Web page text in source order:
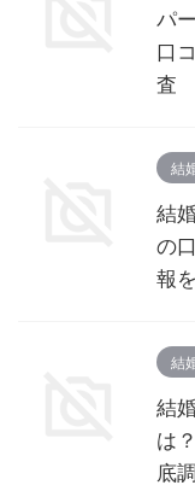
パ
口
査
結
結
の
報
結
結
は
底